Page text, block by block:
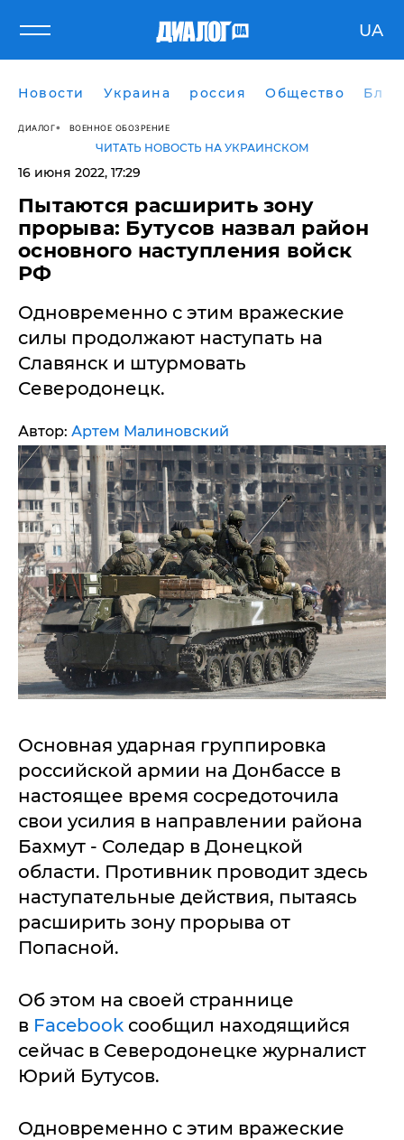
UA
Новости Украина россия Общество
ДИАЛОГ ВОЕННОЕ ОБОЗРЕНИЕ
ЧИТАТЬ НОВОСТЬ НА УКРАИНСКОМ
16 июня 2022, 17:29
Пытаются расширить зону
прорыва: Бутусов назвал район
основного наступления войск
РФ
Одновременно с этим вражеские
силы продолжают наступать на
Славянск и штурмовать
Северодонецк.
Автор: Артем Малиновский
Основная ударная группировка
российской армии на Донбассе в
настоящее время сосредоточила
свои усилия в направлении района
Бахмут - Соледар в Донецкой
области. Противник проводит здесь
наступательные действия, пытаясь
расширить зону прорыва от
Попасной.
Об этом на своей страннице
в Facebook сообщил находящийся
сейчас в Северодонецке журналист
Юрий Бутусов.
Одновременно с этим вражеские